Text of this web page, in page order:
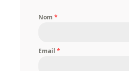
Nom *
Email *